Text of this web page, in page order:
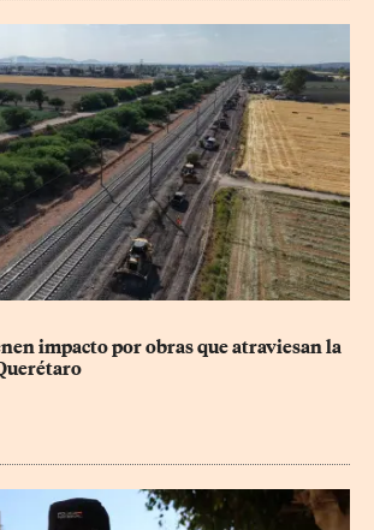
impacto por obras que atraviesan la